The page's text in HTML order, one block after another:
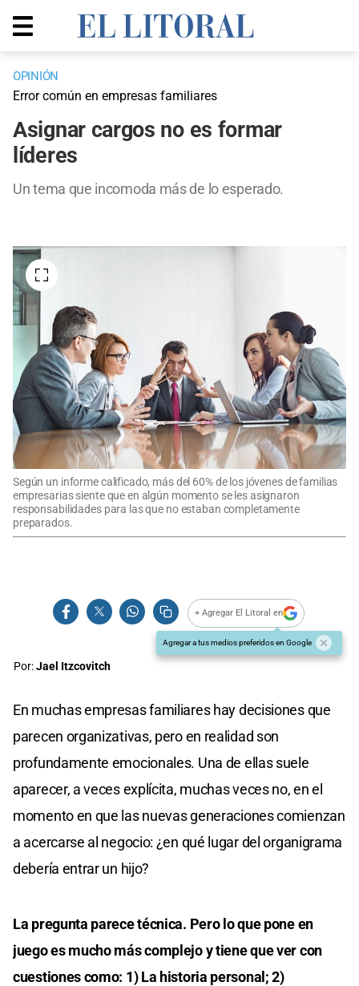
OPINIÓN
Error común en empresas familiares
Asignar cargos no es formar
líderes
Un tema que incomoda más de lo esperado.
Según un informe calificado, más del 60% de los jóvenes de familias
empresarias siente que en algún momento se les asignaron
responsabilidades para las que no estaban completamente
preparados.
+ Agregar El Litoral en
Agregar a tus medios preferidos en Google
Por:Jael Itzcovitch
En muchas empresas familiares hay decisiones que
parecen organizativas, pero en realidad son
profundamente emocionales. Una de ellas suele
aparecer, a veces explícita, muchas veces no, en el
momento en que las nuevas generaciones comienzan
a acercarse al negocio: ¿en qué lugar del organigrama
debería entrar un hijo?
La pregunta parece técnica. Pero lo que pone en
juego es mucho más complejo y tiene que ver con
cuestiones como: 1) La historia personal; 2)